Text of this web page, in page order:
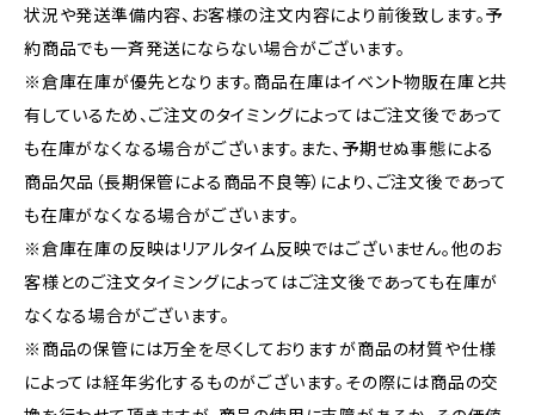
状況や発送準備内容、お客様の注文内容により前後致します。予
約商品でも一斉発送にならない場合がございます。
※倉庫在庫が優先となります。商品在庫はイベント物販在庫と共
有しているため、ご注文のタイミングによってはご注文後であって
も在庫がなくなる場合がございます。また、予期せぬ事態による
商品欠品（長期保管による商品不良等）により、ご注文後であって
も在庫がなくなる場合がございます。
※倉庫在庫の反映はリアルタイム反映ではございません。他のお
客様とのご注文タイミングによってはご注文後であっても在庫が
なくなる場合がございます。
※商品の保管には万全を尽くしておりますが商品の材質や仕様
によっては経年劣化するものがございます。その際には商品の交